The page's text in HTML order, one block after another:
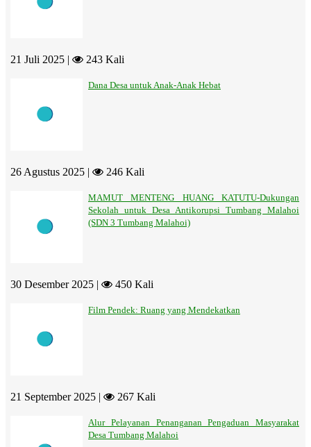
21 Juli 2025 | 243 Kali
Dana Desa untuk Anak-Anak Hebat
26 Agustus 2025 | 246 Kali
MAMUT MENTENG HUANG KATUTU-Dukungan
Sekolah untuk Desa Antikorupsi Tumbang Malahoi
(SDN 3 Tumbang Malahoi)
30 Desember 2025 | 450 Kali
Film Pendek: Ruang yang Mendekatkan
21 September 2025 | 267 Kali
Alur Pelayanan Penanganan Pengaduan Masyarakat
Desa Tumbang Malahoi